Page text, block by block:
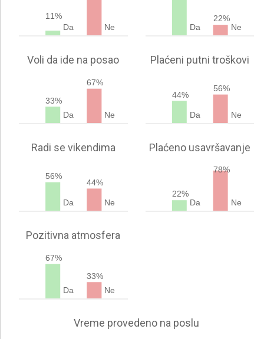
11%
Da
Ne Da
22%
Ne
Voli da ide na posao
33%
Da
67%
Ne
Plaćeni putni troškovi
44%
Da
56%
Ne
Radi se vikendima
56%
Da
44%
Ne
Plaćeno usavršavanje
22%
Da
78%
Ne
Pozitivna atmosfera
67%
Da
33%
Ne
Vreme provedeno na poslu